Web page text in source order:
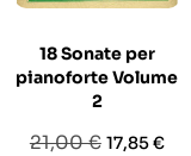
18 Sonate per
pianoforte Volume
2
Prezzo
21,00 € Prezzo
17,85 €